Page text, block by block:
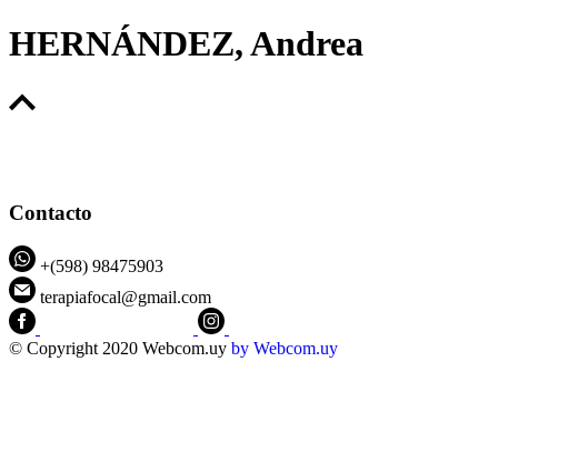
HERNÁNDEZ, Andrea
Contacto
+(598) 98475903
terapiafocal@gmail.com
© Copyright 2020 Webcom.uy by Webcom.uy